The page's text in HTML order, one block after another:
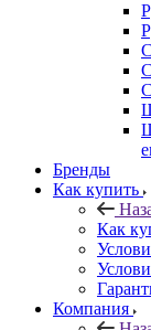
Бренды
Как купить
Как
Компания